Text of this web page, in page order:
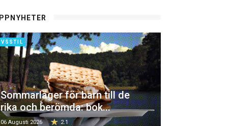
Sommarläger för barn till de
rika och berömda: bok...
06 Augusti 2026 2.1